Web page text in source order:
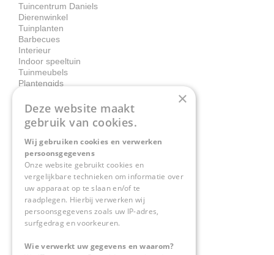
Tuincentrum Daniels
Dierenwinkel
Tuinplanten
Barbecues
Interieur
Indoor speeltuin
Tuinmeubels
Plantengids
Contact
Tuincentrum Daniëls
Herkenbosserweg 4
6063 NL Vlodrop
0475-534298
info@tuincentrumdaniels.nl
×
Deze website maakt
gebruik van cookies.
Wij gebruiken cookies en verwerken
persoonsgegevens
Onze website gebruikt cookies en
vergelijkbare technieken om informatie over
uw apparaat op te slaan en/of te
raadplegen. Hierbij verwerken wij
persoonsgegevens zoals uw IP-adres,
surfgedrag en voorkeuren.
Wie verwerkt uw gegevens en waarom?